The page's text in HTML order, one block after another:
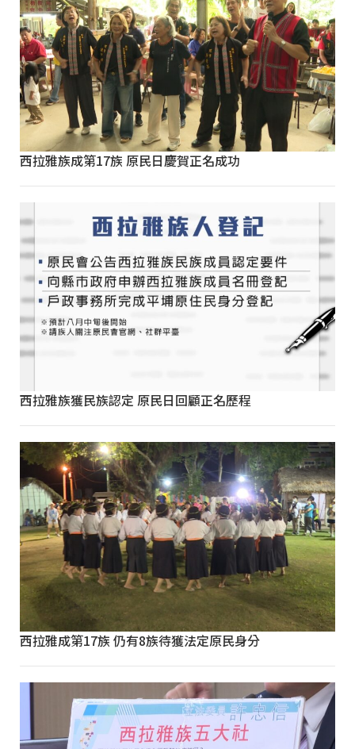
西拉雅族成第17族 原民日慶賀正名成功
西拉雅族獲民族認定 原民日回顧正名歷程
西拉雅成第17族 仍有8族待獲法定原民身分